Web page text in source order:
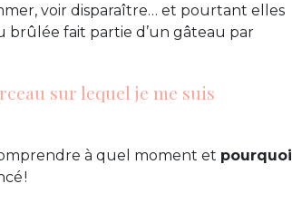
voir disparaître… et pourtant elles
fait partie d’un gâteau par
sur lequel je me suis
à quel moment et pourquoi
!